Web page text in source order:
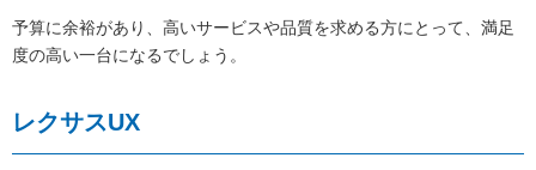
予算に余裕があり、高いサービスや品質を求める方にとって、満足
度の高い一台になるでしょう。
レクサスUX